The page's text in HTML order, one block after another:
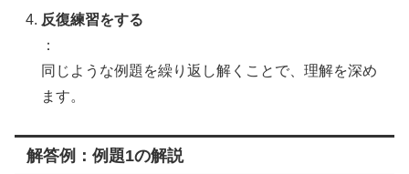
反復練習をする
：
同じような例題を繰り返し解くことで、理解を深め
ます。
解答例：例題1の解説